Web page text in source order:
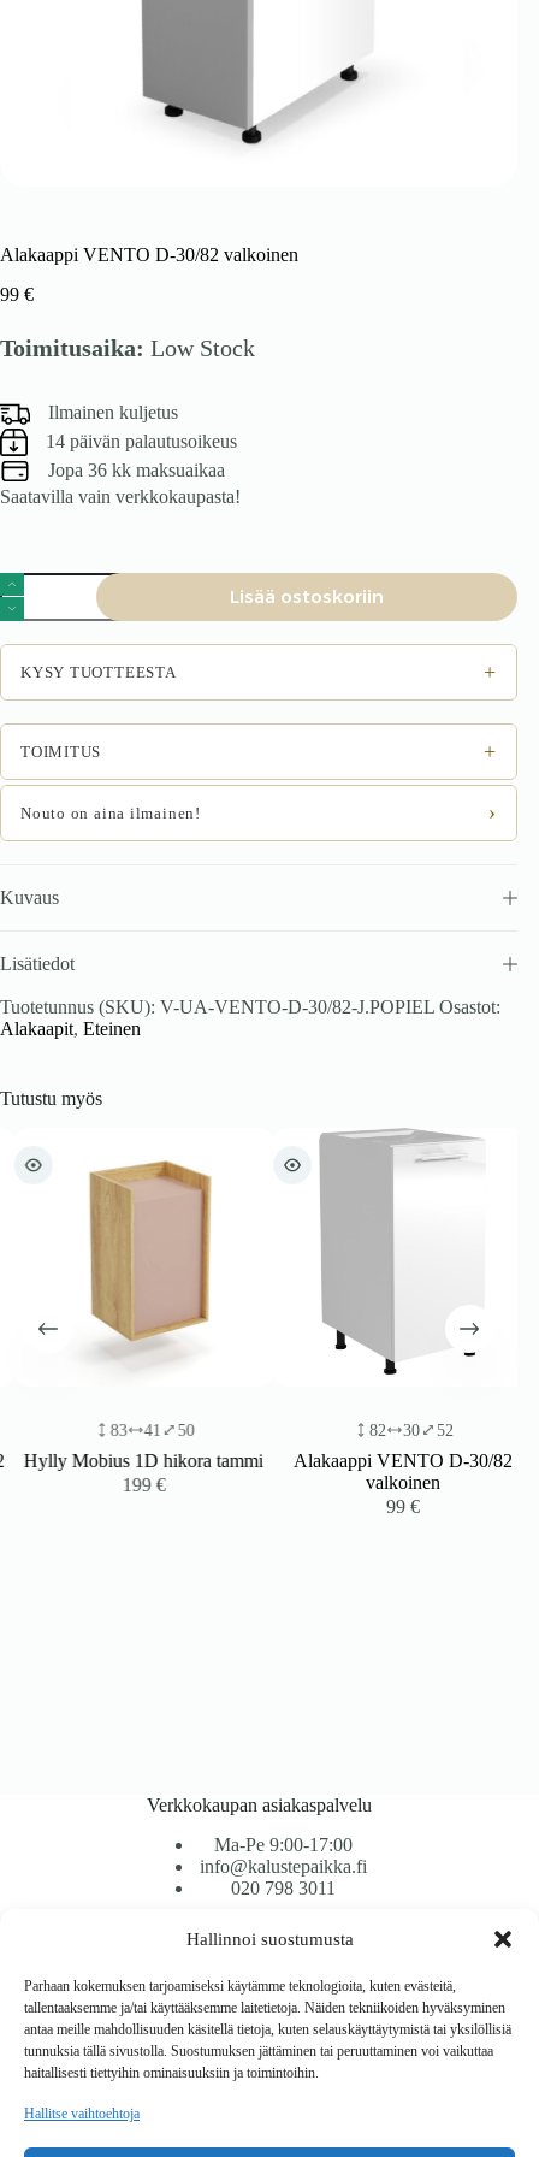
Hallinnoi suostumusta
Parhaan kokemuksen tarjoamiseksi käytämme teknologioita, kuten evästeitä,
tallentaaksemme ja/tai käyttääksemme laitetietoja. Näiden tekniikoiden hyväksyminen
antaa meille mahdollisuuden käsitellä tietoja, kuten selauskäyttäytymistä tai yksilöllisiä
tunnuksia tällä sivustolla. Suostumuksen jättäminen tai peruuttaminen voi vaikuttaa
haitallisesti tiettyihin ominaisuuksiin ja toimintoihin.
Hallitse vaihtoehtoja
Alakaappi VENTO D-30/82 valkoinen
99 €
Toimitusaika: Low Stock
Ilmainen kuljetus
14 päivän palautusoikeus
Jopa 36 kk maksuaikaa
Saatavilla vain verkkokaupasta!
Alakaappi
VENTO
D-
30/82
valkoinen
määrä
Lisää ostoskoriin
KYSY TUOTTEESTA +
TOIMITUS +
Nouto on aina ilmainen! ›
Kuvaus
Lisätiedot
Tuotetunnus (SKU): V-UA-VENTO-D-30/82-J.POPIEL Osastot:
Alakaapit, Eteinen
Tutustu myös
83 41 50
Hylly Mobius 1D hikora tammi
199€
82 30 52
Alakaappi VENTO D-30/82
valkoinen
99€
Verkkokaupan asiakaspalvelu
Ma-Pe 9:00-17:00
info@kalustepaikka.fi
020 798 3011
Tavarantoimitus / Maksutavat
Toimitustavat
Maksutavat
Vaihto ja palautus
Reklamaatiot